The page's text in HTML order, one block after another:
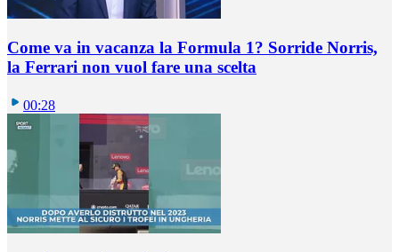
Come va in vacanza la Formula 1? Sorride Norris,
la Ferrari non vuol fare una scelta
00:28